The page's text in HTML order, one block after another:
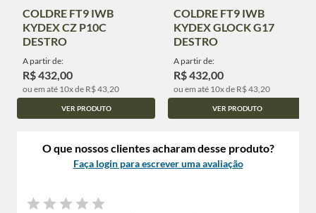
COLDRE FT9 IWB
KYDEX CZ P10C
DESTRO
A partir de:
R$ 432,00
ou em até 10x de R$ 43,20
VER PRODUTO
COLDRE FT9 IWB
KYDEX GLOCK G17
DESTRO
A partir de:
R$ 432,00
ou em até 10x de R$ 43,20
VER PRODUTO
O que nossos clientes acharam desse produto?
Faça login para escrever uma avaliação